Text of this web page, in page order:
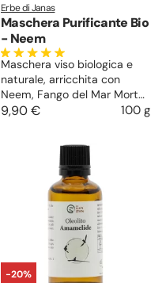
Erbe di Janas
Maschera Purificante Bio
- Neem
Maschera viso biologica e
naturale, arricchita con
Neem, Fango del Mar Morto,
Curcuma e Aloe Vera, ideale
lasciandola fresca, morbida
e rigenerata.
9,90 € 100 g
-20%